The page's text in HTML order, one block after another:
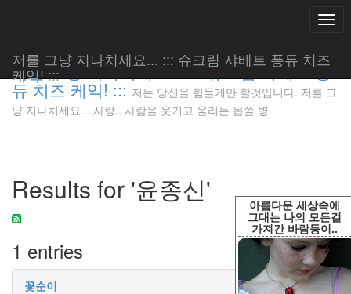
아름다운 세상속에
그대는 나의 모든걸
가져간 바람둥이..
저를 그냥 지나치세요... ::: 슈크림 샤베트 퐁듀 치즈
케익! :::
저를 그냥 지나치세요... ::: 슈크림 샤베트 퐁
듀 치즈 케익! ::: 저는 당신을 힘들게만 할것입니다. 저를 그
냥 지나치세요... 사랑.. 사람을 웃기고 울리는 몹쓸 병
Results for '윤종신'
1 entries
꽃순이
저는 당신
을 힘들게
지나치세
요... 사
랑.. 사람
울리는 몹
쓸 병